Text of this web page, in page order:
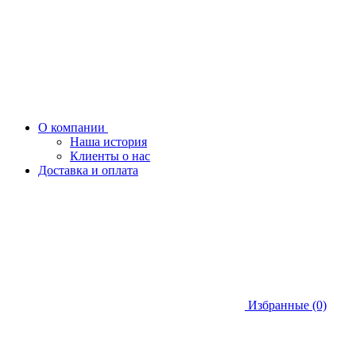
О компании
Наша история
Клиенты о нас
Доставка и оплата
Избранные (0)